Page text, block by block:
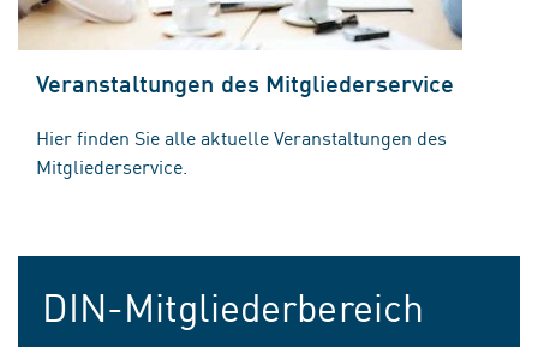
Veranstaltungen des Mitgliederservice
Hier finden Sie alle aktuelle Veranstaltungen des
Mitgliederservice.
DIN-Mitgliederbereich